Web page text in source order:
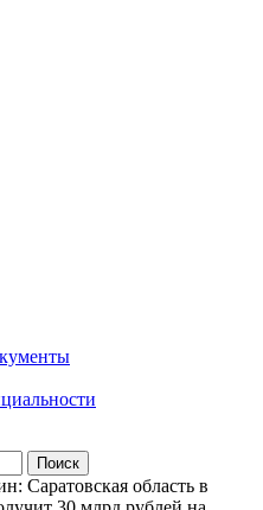
Саратовская область в